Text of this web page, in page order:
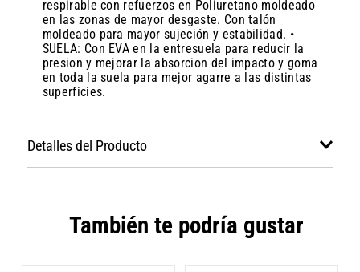
respirable con refuerzos en Poliuretano moldeado
en las zonas de mayor desgaste. Con talón
moldeado para mayor sujeción y estabilidad. •
SUELA: Con EVA en la entresuela para reducir la
presion y mejorar la absorcion del impacto y goma
en toda la suela para mejor agarre a las distintas
superficies.
Detalles del Producto
También te podría gustar